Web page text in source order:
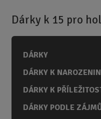
í
n
a
Dárky k 15 pro
DÁRKY
DÁRKY K
DÁRKY K
DÁRKY PODLE